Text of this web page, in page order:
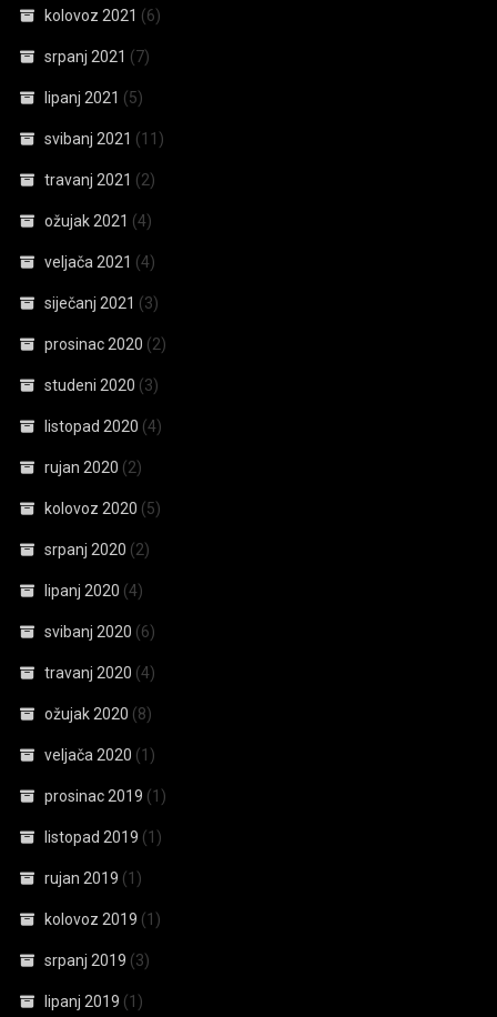
kolovoz 2021 (6)
srpanj 2021 (7)
lipanj 2021 (5)
svibanj 2021 (11)
travanj 2021 (2)
ožujak 2021 (4)
veljača 2021 (4)
siječanj 2021 (3)
prosinac 2020 (2)
studeni 2020 (3)
listopad 2020 (4)
rujan 2020 (2)
kolovoz 2020 (5)
srpanj 2020 (2)
lipanj 2020 (4)
svibanj 2020 (6)
travanj 2020 (4)
ožujak 2020 (8)
veljača 2020 (1)
prosinac 2019 (1)
listopad 2019 (1)
rujan 2019 (1)
kolovoz 2019 (1)
srpanj 2019 (3)
lipanj 2019 (1)